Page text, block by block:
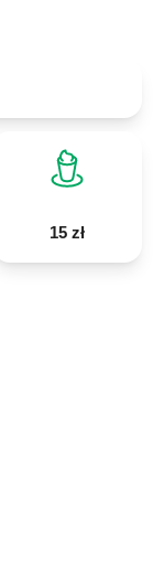
15 zł